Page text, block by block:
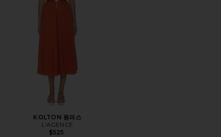
KOLTON 원피스
L'AGENCE
$525